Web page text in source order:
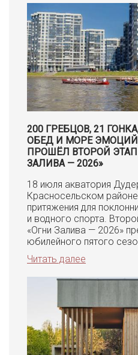
200 ГРЕБЦОВ, 21
ОБЕД И МОРЕ
ПРОШЁЛ ВТОРОЙ ЭТАП
ЗАЛИВА — 2026»
18 июля акватория
Красносельском
притяжения для
и водного спорта.
«Огни Залива — 2026»
юбилейного пятого
Читать далее